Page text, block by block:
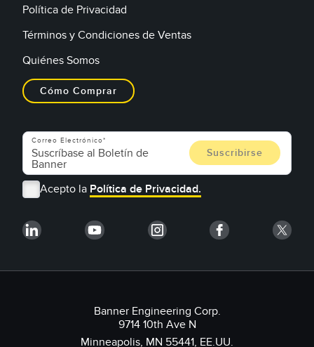
Política de Privacidad
Términos y Condiciones de Ventas
Quiénes Somos
Cómo Comprar
Correo Electrónico
Acepto la Política de Privacidad.
Banner Engineering Corp.
9714 10th Ave N
Minneapolis, MN 55441, EE.UU.